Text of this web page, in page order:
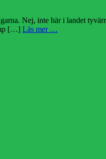
Nej, inte här i landet
[…] Läs mer …